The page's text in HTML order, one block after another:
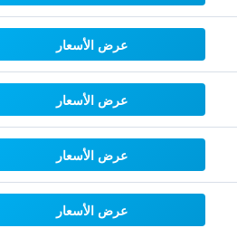
عرض الأسعار
عرض الأسعار
عرض الأسعار
عرض الأسعار